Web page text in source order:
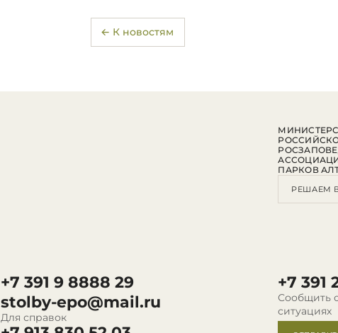
← К новостям
+7 391 9 8888 29
stolby-epo@mail.ru
Для справок
+7 391
Сообщить
ситуациях
ПАРКОВ
РЕШАЕМ